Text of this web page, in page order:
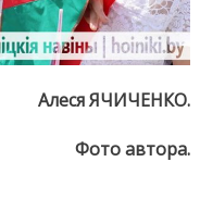
Алеся ЯЧИЧЕНКО.
Фото автора.